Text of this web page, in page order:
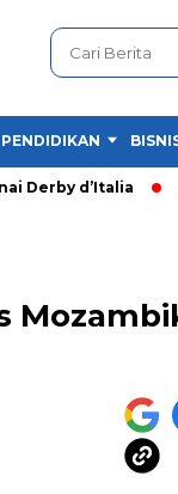
PENDIDIKAN
d’Italia MU vs